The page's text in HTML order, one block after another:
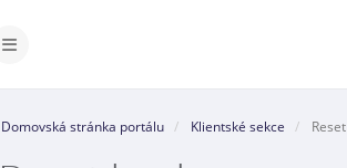
Přepnout navigaci
Domovská stránka portálu Klientské sekce